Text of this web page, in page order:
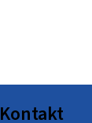
Kontakt